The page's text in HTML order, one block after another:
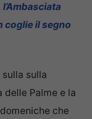
coglie il segno
sulla
Palme e la
che